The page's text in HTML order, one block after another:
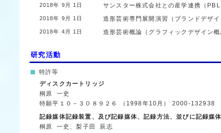
2018年 9月 1日 サンスター株式会社との産学連携（
2018年 9月 1日 造形芸術専門展開演習（ブランドデザ
2018年 4月 1日 造形芸術概論（グラフィックデザイン
研究活動
特許等
ディスクカートリッジ
桐原 一史
特願平１０－３０８９２６
（1998年10月） 2000-132938
記録媒体記録装置、及び記録媒体、記録方法、並びに記録媒
桐原 一史、梨子田 辰志